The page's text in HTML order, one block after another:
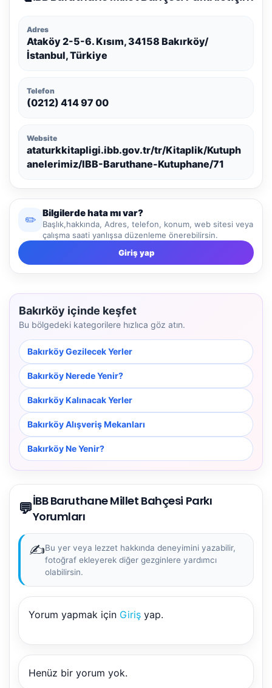
Adres
Ataköy 2-5-6. Kısım, 34158 Bakırköy/
İstanbul, Türkiye
Telefon
(0212) 414 97 00
Website
ataturkkitapligi.ibb.gov.tr/tr/Kitaplik/Kutuph
anelerimiz/IBB-Baruthane-Kutuphane/71
✏️
Bilgilerde hata mı var?
Başlık,hakkında, Adres, telefon, konum, web sitesi veya
çalışma saati yanlışsa düzenleme önerebilirsin.
Giriş yap
Bakırköy içinde keşfet
Bu bölgedeki kategorilere hızlıca göz atın.
Bakırköy Gezilecek Yerler
Bakırköy Nerede Yenir?
Bakırköy Kalınacak Yerler
Bakırköy Alışveriş Mekanları
Bakırköy Ne Yenir?
💬İBB Baruthane Millet Bahçesi Parkı
Yorumları
✍️Bu yer veya lezzet hakkında deneyimini yazabilir,
fotoğraf ekleyerek diğer gezginlere yardımcı
olabilirsin.
Yorum yapmak için Giriş yap.
Henüz bir yorum yok.